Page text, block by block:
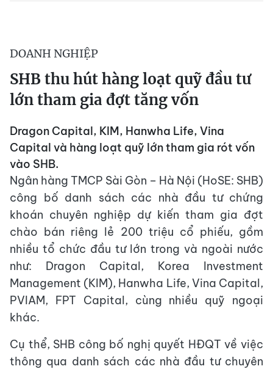
DOANH NGHIỆP
SHB thu hút hàng loạt quỹ đầu tư
lớn tham gia đợt tăng vốn
Dragon Capital, KIM, Hanwha Life, Vina
Capital và hàng loạt quỹ lớn tham gia rót vốn
vào SHB.
Ngân hàng TMCP Sài Gòn – Hà Nội (HoSE: SHB)
công bố danh sách các nhà đầu tư chứng
khoán chuyên nghiệp dự kiến tham gia đợt
chào bán riêng lẻ 200 triệu cổ phiếu, gồm
nhiều tổ chức đầu tư lớn trong và ngoài nước
như: Dragon Capital, Korea Investment
Management (KIM), Hanwha Life, Vina Capital,
PVIAM, FPT Capital, cùng nhiều quỹ ngoại
khác.
Cụ thể, SHB công bố nghị quyết HĐQT về việc
thông qua danh sách các nhà đầu tư chuyên